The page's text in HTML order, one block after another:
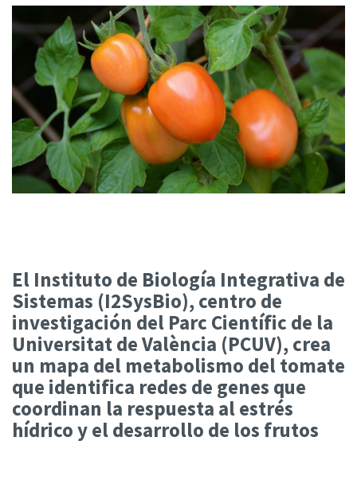
El Instituto de Biología Integrativa de
Sistemas (I2SysBio), centro de
investigación del Parc Científic de la
Universitat de València (PCUV), crea
un mapa del metabolismo del tomate
que identifica redes de genes que
coordinan la respuesta al estrés
hídrico y el desarrollo de los frutos